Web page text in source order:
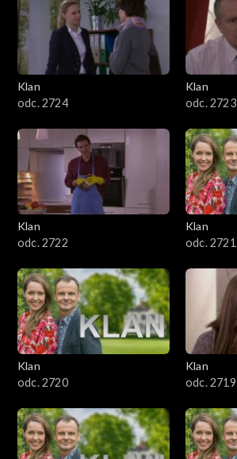
Klan
odc. 2724
Klan
odc. 2723
Klan
odc. 2722
Klan
odc. 2721
Klan
odc. 2720
Klan
odc. 2719